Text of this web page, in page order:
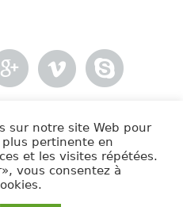
légales
droits réservés.
sur notre site Web pour
pertinente en
et les visites répétées.
vous consentez à